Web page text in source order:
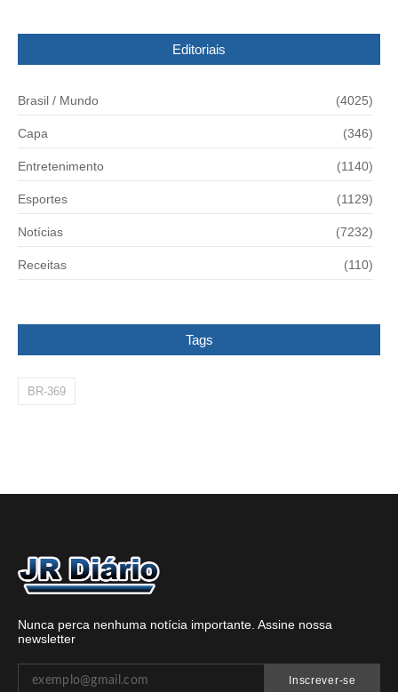
Editoriais
Brasil / Mundo (4025)
Capa (346)
Entretenimento (1140)
Esportes (1129)
Notícias (7232)
Receitas (110)
Tags
BR-369
Nunca perca nenhuma notícia importante. Assine nossa
newsletter
Inscrever-se